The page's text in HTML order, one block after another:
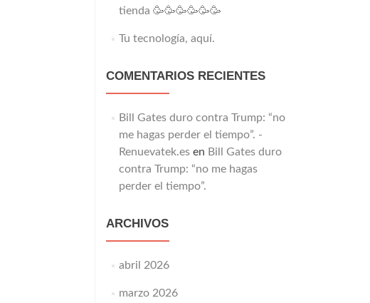
tienda 🥳🥳🥳🥳🥳🥳
Tu tecnología, aquí.
COMENTARIOS RECIENTES
Bill Gates duro contra Trump: “no
me hagas perder el tiempo”. -
Renuevatek.esen Bill Gates duro
contra Trump: “no me hagas
perder el tiempo”.
ARCHIVOS
abril 2026
marzo 2026